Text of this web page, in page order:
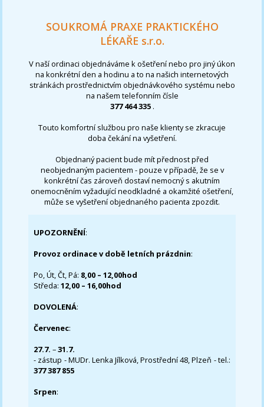
SOUKROMÁ PRAXE PRAKTICKÉHO
LÉKAŘE s.r.o.
V naší ordinaci objednáváme k ošetření nebo pro jiný úkon
na konkrétní den a hodinu a to na našich internetových
stránkách prostřednictvím objednávkového systému nebo
na našem telefonním čísle
377 464 335 .
Touto komfortní službou pro naše klienty se zkracuje
doba čekání na vyšetření.
Objednaný pacient bude mít přednost před
neobjednaným pacientem - pouze v případě, že se v
konkrétní čas zároveň dostaví nemocný s akutním
onemocněním vyžadující neodkladné a okamžité ošetření,
může se vyšetření objednaného pacienta zpozdit.
UPOZORNĚNÍ:
Provoz ordinace v době letních prázdnin:
Po, Út, Čt, Pá: 8,00 – 12,00hod
Středa:12,00 – 16,00hod
DOVOLENÁ:
Červenec:
27.7.–31.7.
- zástup - MUDr. Lenka Jílková, Prostřední 48, Plzeň - tel.:
377 387 855
Srpen: